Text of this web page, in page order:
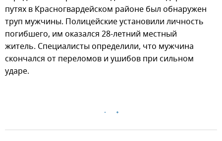
путях в Красногвардейском районе был обнаружен
труп мужчины. Полицейские установили личность
погибшего, им оказался 28-летний местный
житель. Специалисты определили, что мужчина
скончался от переломов и ушибов при сильном
ударе.